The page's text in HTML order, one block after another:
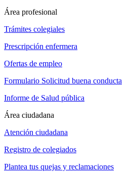
Área profesional
Trámites colegiales
Prescripción enfermera
Ofertas de empleo
Formulario Solicitud buena conducta
Informe de Salud pública
Área ciudadana
Atención ciudadana
Registro de colegiados
Plantea tus quejas y reclamaciones